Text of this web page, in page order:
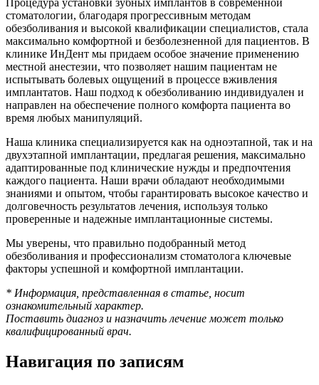
Процедура установки зубных имплантов в современной
стоматологии, благодаря прогрессивным методам
обезболивания и высокой квалификации специалистов, стала
максимально комфортной и безболезненной для пациентов. В
клинике ИнДент мы придаем особое значение применению
местной анестезии, что позволяет нашим пациентам не
испытывать болевых ощущений в процессе вживления
имплантатов. Наш подход к обезболиванию индивидуален и
направлен на обеспечение полного комфорта пациента во
время любых манипуляций.
Наша клиника специализируется как на одноэтапной, так и на
двухэтапной имплантации, предлагая решения, максимально
адаптированные под клинические нужды и предпочтения
каждого пациента. Наши врачи обладают необходимыми
знаниями и опытом, чтобы гарантировать высокое качество и
долговечность результатов лечения, используя только
проверенные и надежные имплантационные системы.
Мы уверены, что правильно подобранный метод
обезболивания и профессионализм стоматолога ключевые
факторы успешной и комфортной имплантации.
* Информация, представленная в статье, носит
ознакомительный характер.
Поставить диагноз и назначить лечение может только
квалифицированный врач.
Навигация по записям